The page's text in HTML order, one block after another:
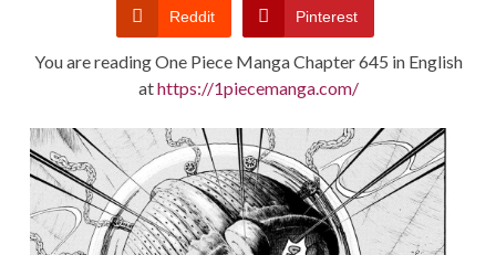
Reddit Pinterest
You are reading One Piece Manga Chapter 645 in English
athttps://1piecemanga.com/